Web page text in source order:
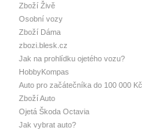
Zboží Živě
Osobní vozy
Zboží Dáma
zbozi.blesk.cz
Jak na prohlídku ojetého vozu?
HobbyKompas
Auto pro začátečníka do 100 000 Kč
Zboží Auto
Ojetá Škoda Octavia
Jak vybrat auto?